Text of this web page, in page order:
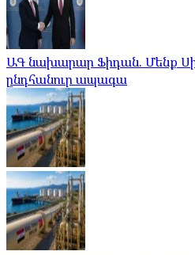
ԱԳ նախարար Ֆիդան. Մենք
ընդհանուր ապագա